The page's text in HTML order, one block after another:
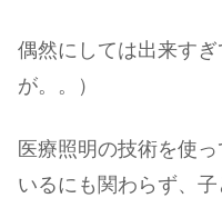
偶然にしては出来す
が。。）
医療照明の技術を使
いるにも関わらず、